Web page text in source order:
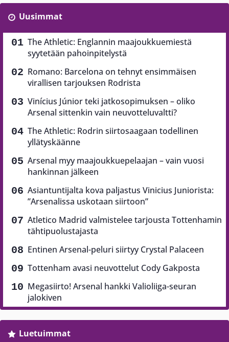
Uusimmat
The Athletic: Englannin maajoukkuemiestä
syytetään pahoinpitelystä
Romano: Barcelona on tehnyt ensimmäisen
virallisen tarjouksen Rodrista
Vinícius Júnior teki jatkosopimuksen – oliko
Arsenal sittenkin vain neuvotteluvaltti?
The Athletic: Rodrin siirtosaagaan todellinen
yllätyskäänne
Arsenal myy maajoukkuepelaajan – vain vuosi
hankinnan jälkeen
Asiantuntijalta kova paljastus Vinicius Juniorista:
”Arsenalissa uskotaan siirtoon”
Atletico Madrid valmistelee tarjousta Tottenhamin
tähtipuolustajasta
Entinen Arsenal-peluri siirtyy Crystal Palaceen
Tottenham avasi neuvottelut Cody Gakposta
Megasiirto! Arsenal hankki Valioliiga-seuran
jalokiven
Luetuimmat